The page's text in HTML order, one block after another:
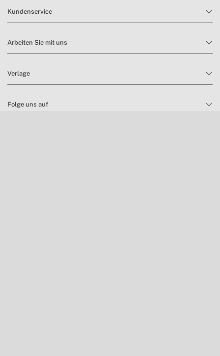
Kundenservice
Arbeiten Sie mit uns
Verlage
Folge uns auf